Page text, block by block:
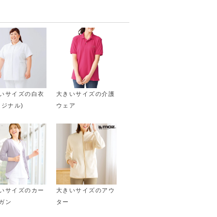
サイズの白衣
ナル)
大きいサイズの介護
ウェア
サイズのカー
ン
大きいサイズのアウ
ター